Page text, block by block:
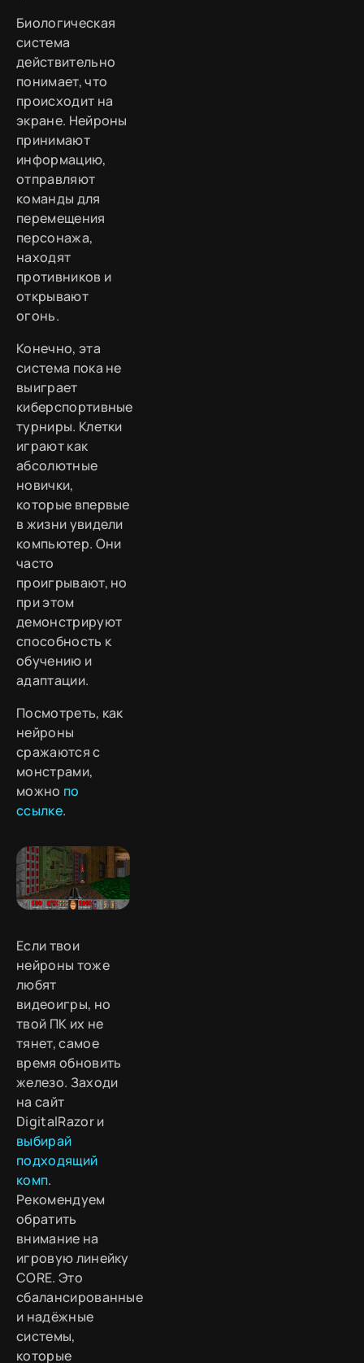
Биологическая
система
действительно
понимает, что
происходит на
экране. Нейроны
принимают
информацию,
отправляют
команды для
перемещения
персонажа,
находят
противников и
открывают
огонь.
Конечно, эта
система пока не
выиграет
киберспортивные
турниры. Клетки
играют как
абсолютные
новички,
которые впервые
в жизни увидели
компьютер. Они
часто
проигрывают, но
при этом
демонстрируют
способность к
обучению и
адаптации.
Посмотреть, как
нейроны
сражаются с
монстрами,
можно по
ссылке.
Если твои
нейроны тоже
любят
видеоигры, но
твой ПК их не
тянет, самое
время обновить
железо. Заходи
на сайт
DigitalRazor и
выбирай
подходящий
комп.
Рекомендуем
обратить
внимание на
игровую линейку
CORE. Это
сбалансированные
и надёжные
системы,
которые